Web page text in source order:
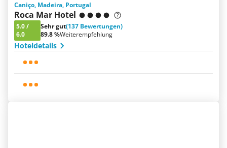
Caniço, Madeira, Portugal
Roca Mar Hotel
5.0/
6.0
Sehr gut(137 Bewertungen)
89.8 %Weiterempfehlung
Hoteldetails